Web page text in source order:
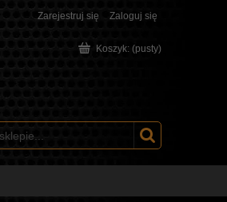
Zarejestruj się Zaloguj się
Koszyk: (pusty)